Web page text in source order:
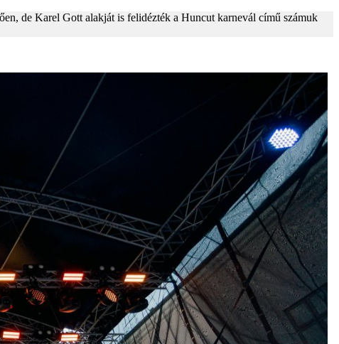
de Karel Gott alakját is felidézték a Huncut karnevál című számuk